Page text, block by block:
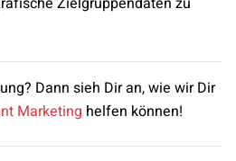
Dann sieh Dir an, wie wir Dir
Marketing helfen können!